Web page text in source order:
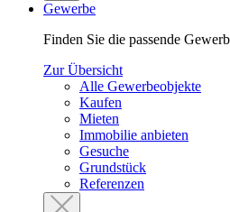
Gewerbe
Finden Sie die passende
Zur Übersicht
Alle Gewerbeobjekte
Kaufen
Mieten
Immobilie anbieten
Gesuche
Grundstück
Referenzen